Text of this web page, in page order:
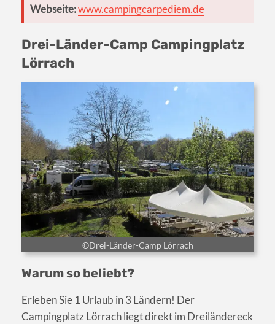
Webseite:www.campingcarpediem.de
Drei-Länder-Camp Campingplatz
Lörrach
©Drei-Länder-Camp Lörrach
Warum so beliebt?
Erleben Sie 1 Urlaub in 3 Ländern! Der
Campingplatz Lörrach liegt direkt im Dreiländereck